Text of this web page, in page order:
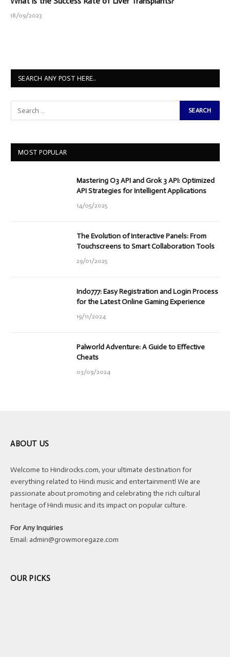
18/09/2023
SEARCH ANY POST HERE..
MOST POPULAR
Mastering O3 API and Grok 3 API: Optimized
API Strategies for Intelligent Applications
14/05/2025
The Evolution of Interactive Panels: From
Touchscreens to Smart Collaboration Tools
29/01/2025
Indo777: Easy Registration and Login Process
for the Latest Online Gaming Experience
19/11/2024
Palworld Adventure: A Guide to Effective
Cheats
03/09/2024
ABOUT US
Welcome to Hindirocks.com, your ultimate destination for
everything related to Hindi music and entertainment! We are
passionate about promoting and celebrating the rich cultural
heritage of Hindi music and its impact on popular culture.
For Any Inquiries
Email: admin@growmoregaze.com
OUR PICKS